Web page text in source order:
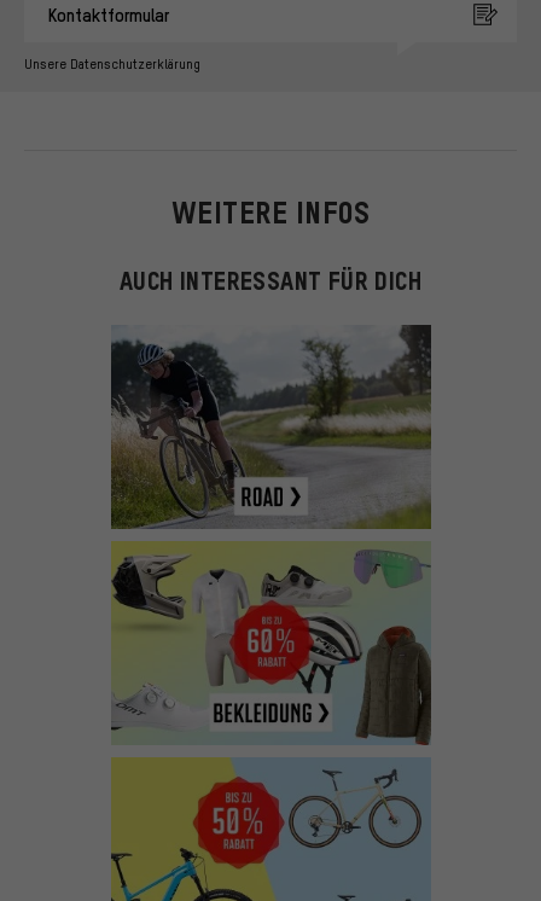
Kontaktformular
Unsere Datenschutzerklärung
WEITERE INFOS
AUCH INTERESSANT FÜR DICH